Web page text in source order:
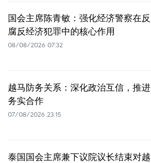
国会主席陈青敏：强化经济警察在反
腐反经济犯罪中的核心作用
08/08/2026 07:32
越马防务关系：深化政治互信，推进
务实合作
07/08/2026 23:15
泰国国会主席兼下议院议长结束对越